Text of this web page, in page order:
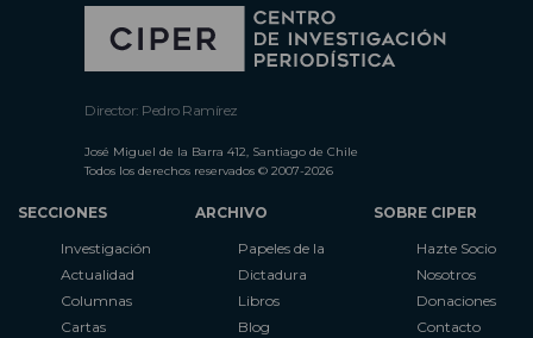
Director: Pedro Ramírez
José Miguel de la Barra 412, Santiago de Chile
Todos los derechos reservados © 2007-2026
SECCIONES
Investigación
Actualidad
Columnas
Cartas
ARCHIVO
Papeles de la
Dictadura
Libros
Blog
SOBRE CIPER
Hazte Socio
Nosotros
Donaciones
Contacto